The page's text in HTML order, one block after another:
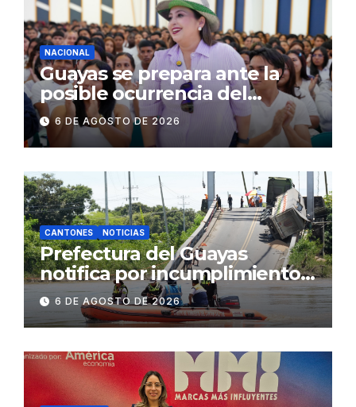
concurrencia
NACIONAL
Guayas se prepara ante la
posible ocurrencia del
fenómeno de El Niño:
Gobierno Nacional capacita a
2.500 jóvenes
6 DE AGOSTO DE 2026
CANTONES NOTICIAS
Prefectura del Guayas
notifica por incumplimiento
contractual a la
Concesionaria CONORTE y
exige celeridad en
desmontaje del puente
Gonzalo Icaza Cornejo, en
Daule
6 DE AGOSTO DE 2026